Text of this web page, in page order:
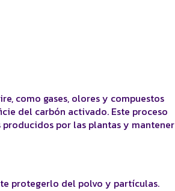
como gases, olores y compuestos
del carbón activado. Este proceso
por las plantas y mantener
protegerlo del polvo y partículas.